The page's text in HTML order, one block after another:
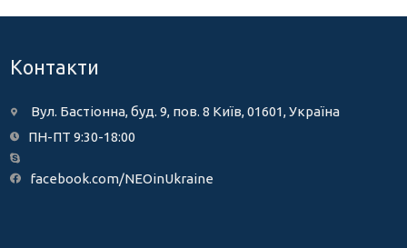
Контакти
Вул. Бастіонна, буд. 9, пов. 8 Київ, 01601, Україна
ПН-ПТ 9:30-18:00
facebook.com/NEOinUkraine